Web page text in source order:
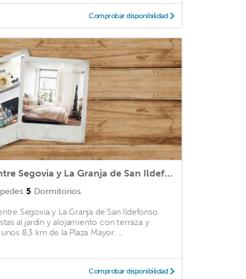
Comprobar disponibilidad
Casa entre Segovia y La Granja de San Ildefonso
5 Dormitorios
Segovia y La Granja de San Ildefonso
al jardín y alojamiento con terraza y
8,3 km de la Plaza Mayor. ...
Comprobar disponibilidad